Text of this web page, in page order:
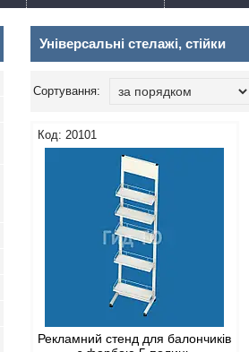
Універсальні стелажі, стійки
20101
Рекламний стенд для балончиків